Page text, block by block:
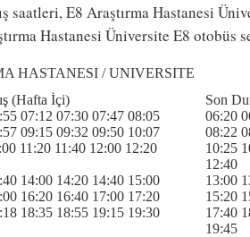
saatleri, E8 Araştırma Hastanesi
Hastanesi Üniversite E8 otobüs
HASTANESI / UNIVERSITE
(Hafta İçi)
07:12 07:30 07:47 08:05
09:15 09:32 09:50 10:07
11:20 11:40 12:00 12:20
14:00 14:20 14:40 15:00
16:20 16:40 17:00 17:20
18:35 18:55 19:15 19:30
Son
06:20
08:22
10:25
12:40
13:00
15:20
17:40
19:45